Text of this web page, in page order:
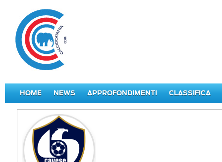
HOME NEWS APPROFONDIMENTI CLASSIFICA